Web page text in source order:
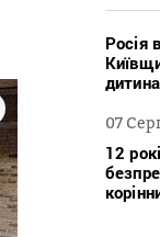
Росія
дитина
07
12